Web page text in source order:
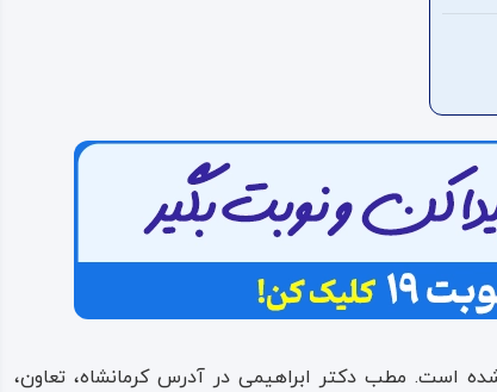
است. مطب دکتر ابراهیمی در آدرس کرمانشاه، تعاون،